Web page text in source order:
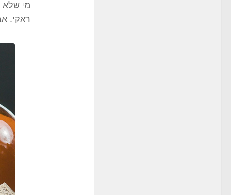
מי שלא
ראקי.